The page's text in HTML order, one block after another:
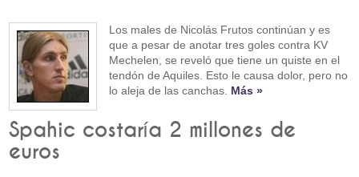
Los males de Nicolás Frutos continúan y es
que a pesar de anotar tres goles contra KV
Mechelen, se reveló que tiene un quiste en el
tendón de Aquiles. Esto le causa dolor, pero no
lo aleja de las canchas. Más »
Spahic costaría 2 millones de
euros